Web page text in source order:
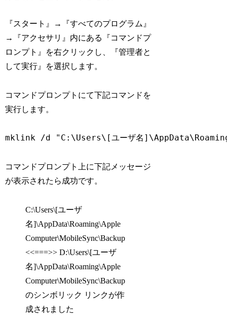
『スタート』→『すべてのプログラム』
→『アクセサリ』内にある『コマンドプ
ロンプト』を右クリックし、『管理者と
して実行』を選択します。
コマンドプロンプトにて下記コマンドを
実行します。
コマンドプロンプト上に下記メッセージ
が表示されたら成功です。
C:\Users\[ユーザ
名]\AppData\Roaming\Apple
Computer\MobileSync\Backup
<<===>> D:\Users\[ユーザ
名]\AppData\Roaming\Apple
Computer\MobileSync\Backup
のシンボリック リンクが作
成されました